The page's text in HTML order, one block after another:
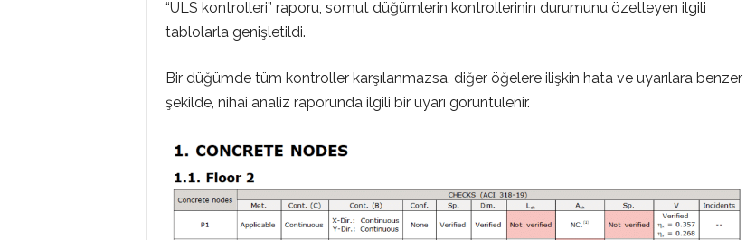
“ULS kontrolleri” raporu, somut düğümlerin kontrollerinin durumunu özetleyen ilgili
tablolarla genişletildi.
Bir düğümde tüm kontroller karşılanmazsa, diğer öğelere ilişkin hata ve uyarılara benzer
şekilde, nihai analiz raporunda ilgili bir uyarı görüntülenir.